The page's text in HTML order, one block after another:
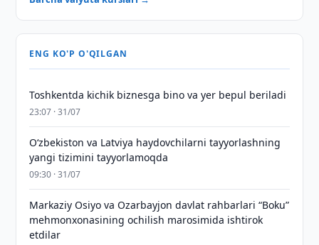
ENG KO'P O'QILGAN
Toshkentda kichik biznesga bino va yer bepul beriladi
23:07 · 31/07
Oʻzbekiston va Latviya haydovchilarni tayyorlashning
yangi tizimini tayyorlamoqda
09:30 · 31/07
Markaziy Osiyo va Ozarbayjon davlat rahbarlari “Boku”
mehmonxonasining ochilish marosimida ishtirok
etdilar